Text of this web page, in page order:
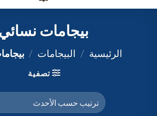
بيجامات
الرئيسية / البيجامات /
تصفية